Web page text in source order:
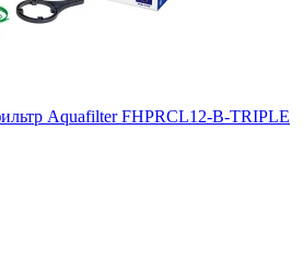
Aquafilter FHPRCL12-B-TRIPLE